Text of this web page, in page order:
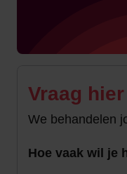
Vraag
We behandelen
Hoe vaak wil je